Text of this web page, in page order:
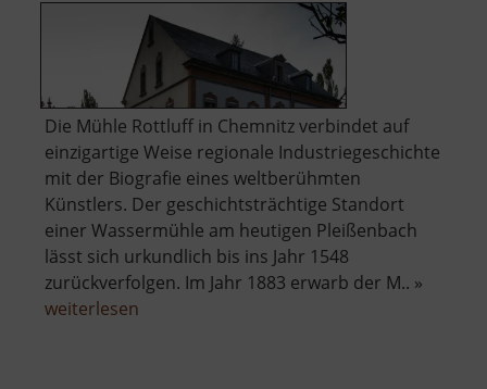
Die Mühle Rottluff in Chemnitz verbindet auf
einzigartige Weise regionale Industriegeschichte
mit der Biografie eines weltberühmten
Künstlers. Der geschichtsträchtige Standort
einer Wassermühle am heutigen Pleißenbach
lässt sich urkundlich bis ins Jahr 1548
zurückverfolgen. Im Jahr 1883 erwarb der M.. »
weiterlesen